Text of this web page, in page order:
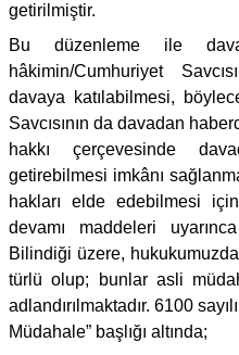
getirilmiştir.
Bu düzenleme ile
hâkimin/Cumhuriyet
davaya katılabilmesi,
Savcısının da davadan
hakkı çerçevesinde
getirebilmesi imkânı
hakları elde edebilmesi
devamı maddeleri
Bilindiği üzere,
türlü olup; bunlar asli
adlandırılmaktadır. 6100
Müdahale” başlığı altında;